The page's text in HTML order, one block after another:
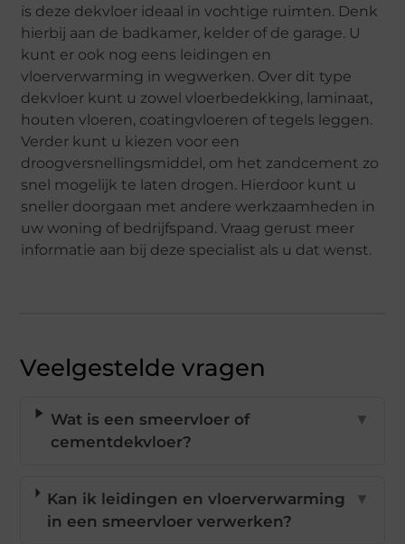
is deze dekvloer ideaal in vochtige ruimten. Denk
hierbij aan de badkamer, kelder of de garage. U
kunt er ook nog eens leidingen en
vloerverwarming in wegwerken. Over dit type
dekvloer kunt u zowel vloerbedekking, laminaat,
houten vloeren, coatingvloeren of tegels leggen.
Verder kunt u kiezen voor een
droogversnellingsmiddel, om het zandcement zo
snel mogelijk te laten drogen. Hierdoor kunt u
sneller doorgaan met andere werkzaamheden in
uw woning of bedrijfspand. Vraag gerust meer
informatie aan bij deze specialist als u dat wenst.
Veelgestelde vragen
Wat is een smeervloer of
cementdekvloer?
▼
Kan ik leidingen en vloerverwarming
in een smeervloer verwerken?
▼